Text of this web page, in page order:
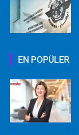
EN POPÜLER